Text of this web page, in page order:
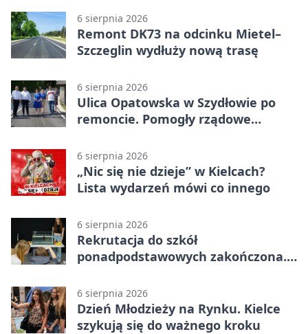
6 sierpnia 2026
Remont DK73 na odcinku Mietel–
Szczeglin wydłuży nową trasę
6 sierpnia 2026
Ulica Opatowska w Szydłowie po
remoncie. Pomogły rządowe
6 sierpnia 2026
„Nic się nie dzieje” w Kielcach?
Lista wydarzeń mówi co innego
6 sierpnia 2026
Rekrutacja do szkół
ponadpodstawowych zakończona.
6 sierpnia 2026
Dzień Młodzieży na Rynku. Kielce
szykują się do ważnego kroku